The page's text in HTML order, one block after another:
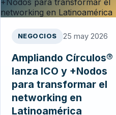
NEGOCIOS 25 may 2026
Ampliando Círculos®
lanza ICO y +Nodos
para transformar el
networking en
Latinoamérica